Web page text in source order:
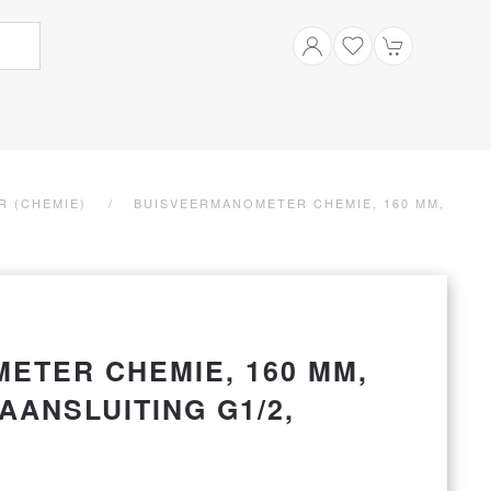
(CHEMIE) BUISVEERMANOMETER CHEMIE, 160 MM,
CHEMIE, 160 MM,
G1/2,